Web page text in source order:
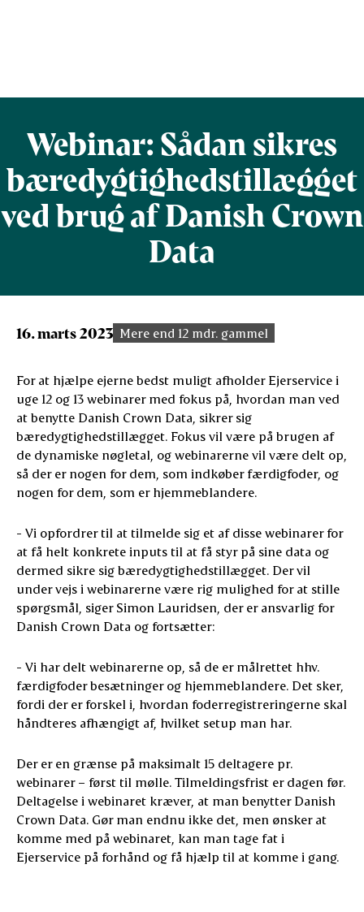
Webinar: Sådan sikres
bæredygtighedstillægget
ved brug af Danish Crown
Data
16. marts 2023 Mere end 12 mdr. gammel
For at hjælpe ejerne bedst muligt afholder Ejerservice i
uge 12 og 13 webinarer med fokus på, hvordan man ved
at benytte Danish Crown Data, sikrer sig
bæredygtighedstillægget. Fokus vil være på brugen af
de dynamiske nøgletal, og webinarerne vil være delt op,
så der er nogen for dem, som indkøber færdigfoder, og
nogen for dem, som er hjemmeblandere.
- Vi opfordrer til at tilmelde sig et af disse webinarer for
at få helt konkrete inputs til at få styr på sine data og
dermed sikre sig bæredygtighedstillægget. Der vil
under vejs i webinarerne være rig mulighed for at stille
spørgsmål, siger Simon Lauridsen, der er ansvarlig for
Danish Crown Data og fortsætter:
- Vi har delt webinarerne op, så de er målrettet hhv.
færdigfoder besætninger og hjemmeblandere. Det sker,
fordi der er forskel i, hvordan foderregistreringerne skal
håndteres afhængigt af, hvilket setup man har.
Der er en grænse på maksimalt 15 deltagere pr.
webinarer – først til mølle. Tilmeldingsfrist er dagen før.
Deltagelse i webinaret kræver, at man benytter Danish
Crown Data. Gør man endnu ikke det, men ønsker at
komme med på webinaret, kan man tage fat i
Ejerservice på forhånd og få hjælp til at komme i gang.